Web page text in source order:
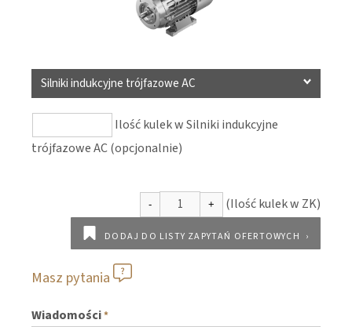
Silniki indukcyjne trójfazowe AC
Ilość kulek w Silniki indukcyjne
trójfazowe AC (opcjonalnie)
DODAJ DO LISTY ZAPYTAŃ OFERTOWYCH
Masz pytania
Wiadomości*